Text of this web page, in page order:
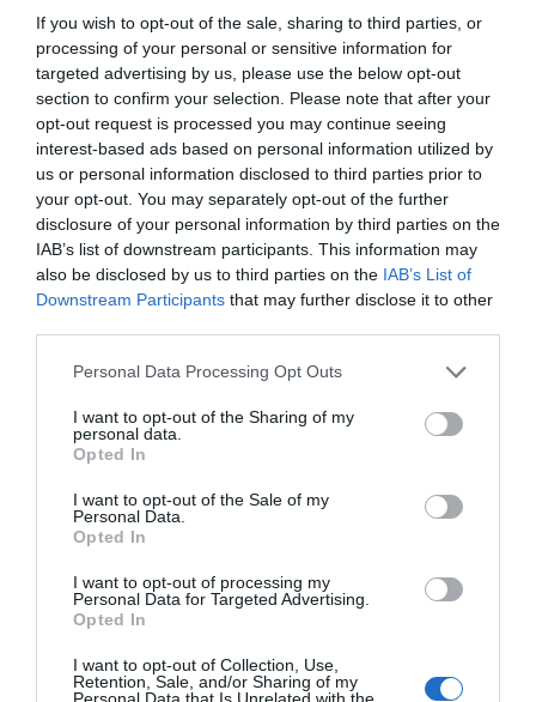
If you wish to opt-out of the sale, sharing to third parties, or
processing of your personal or sensitive information for
targeted advertising by us, please use the below opt-out
section to confirm your selection. Please note that after your
opt-out request is processed you may continue seeing
interest-based ads based on personal information utilized by
us or personal information disclosed to third parties prior to
your opt-out. You may separately opt-out of the further
disclosure of your personal information by third parties on the
IAB’s list of downstream participants. This information may
also be disclosed by us to third parties on the IAB’s List of
Downstream Participants that may further disclose it to other
Personal Data Processing Opt Outs
I want to opt-out of the Sharing of my
personal data.
Opted In
I want to opt-out of the Sale of my
Personal Data.
Opted In
I want to opt-out of processing my
Personal Data for Targeted Advertising.
Opted In
I want to opt-out of Collection, Use,
Retention, Sale, and/or Sharing of my
Personal Data that Is Unrelated with the
Noticias y novedades
Redacción
01/06/2026
El presidente del Consejo General de
Colegios Farmacéuticos defiende el papel
asistencial, social y sostenible de la
farmacia comunitaria en su ingreso como
académico en la Real Academia de Ciencias
Farmacéuticas del Paraguay
MartiDerm obtiene la Medalla de
Bronce EcoVadis
Noticias y novedades
Redacción
02/03/2026
empresas líderes a nivel mundial en
compras responsables y gestión social
Los III Premios Farmacéuticos y ODS
y medioambiental
La farmacia El Ventorrillo de
farmacia más sostenible de España
Noticias y novedades
Redacción